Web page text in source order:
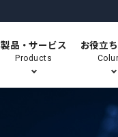
製品・サービス
Products
お役立